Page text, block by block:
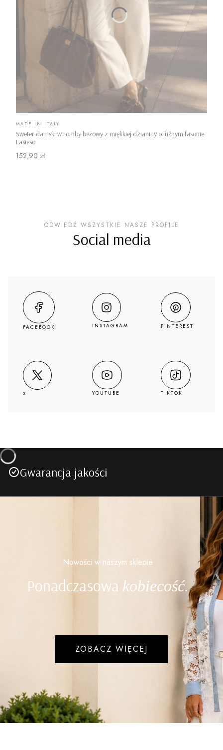
Sweter damski w romby beżowy z miękkiej dzianiny o luźnym fasonie
Lasieso
PRODUCENT
MADE IN ITALY
Cena
152,90 zł
ODWIEDŹ WSZYSTKIE NASZE PROFILE
Social media
FACEBOOK INSTAGRAM PINTEREST
X YOUTUBE TIKTOK
Gwarancja jakości
Nowości w naszym sklepie
Ponadczasowa kobiecość.
ZOBACZ WIĘCEJ